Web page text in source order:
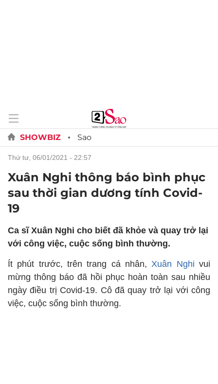
SHOWBIZ Sao
thứ tư, 06/01/2021 - 22:57
Xuân Nghi thông báo bình phục
sau thời gian dương tính Covid-
19
Ca sĩ Xuân Nghi cho biết đã khỏe và quay trở lại
với công việc, cuộc sống bình thường.
Ít phút trước, trên trang cá nhân,Xuân Nghi vui
mừng thông báo đã hồi phục hoàn toàn sau nhiều
ngày điều trị Covid-19. Cô đã quay trở lại với công
việc, cuộc sống bình thường.